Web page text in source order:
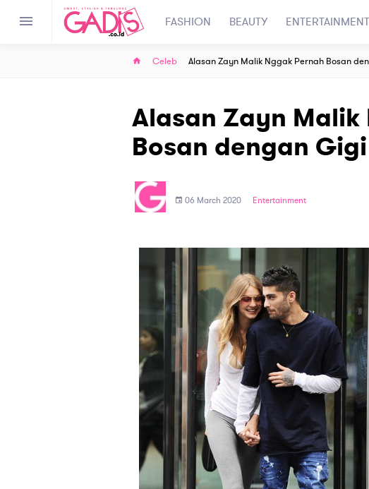
FASHION BEAUTY ENTERTAINMENT
Celeb Alasan Zayn Malik Nggak Pernah Bosan
Alasan Zayn Malik
Bosan dengan
06 March 2020 Entertainment